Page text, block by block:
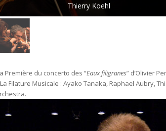
Première du concerto des “Eaux filigranes” d’Olivier
Filature Musicale : Ayako Tanaka, Raphael Aubry,